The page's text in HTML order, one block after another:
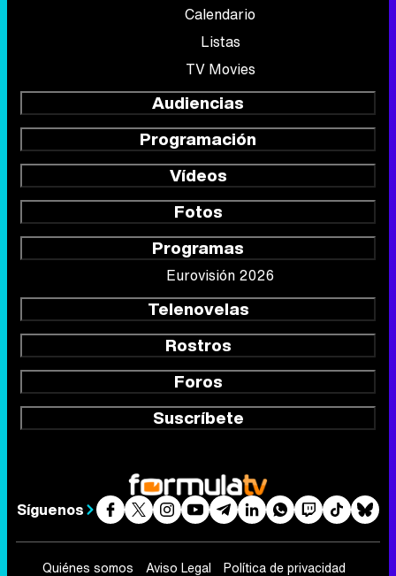
Calendario
Listas
TV Movies
Audiencias
Programación
Vídeos
Fotos
Programas
Eurovisión 2026
Telenovelas
Rostros
Foros
Suscríbete
Síguenos
Quiénes somos Aviso Legal Política de privacidad